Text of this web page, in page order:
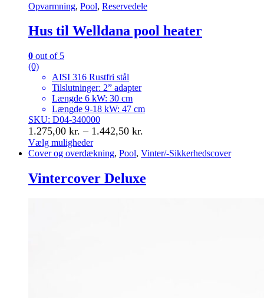
Opvarmning, Pool, Reservedele
Hus til Welldana pool heater
0 out of 5
(0)
AISI 316 Rustfri stål
Tilslutninger: 2” adapter
Længde 6 kW: 30 cm
Længde 9-18 kW: 47 cm
SKU: D04-340000
1.275,00 kr. – 1.442,50 kr.
til
Vælg muligheder
Dette
har
flere
Cover og overdækning, Pool, Vinter/-Sikkerhedscover
Vintercover Deluxe